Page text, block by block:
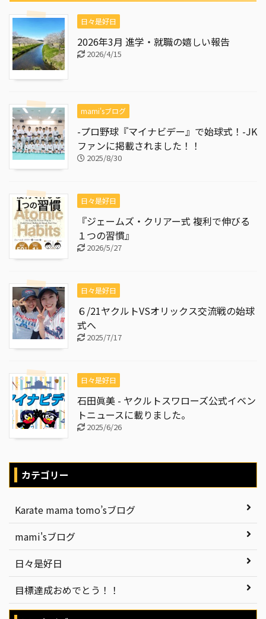
日々是好日
2026年3月 進学・就職の嬉しい報告
2026/4/15
mami'sブログ
-プロ野球『マイナビデー』で始球式！-JK
ファンに掲載されました！！
2025/8/30
日々是好日
『ジェームズ・クリアー式 複利で伸びる
１つの習慣』
2026/5/27
日々是好日
６/21ヤクルトVSオリックス交流戦の始球
式へ
2025/7/17
日々是好日
石田眞美 - ヤクルトスワローズ公式イベン
トニュースに載りました。
2025/6/26
カテゴリー
Karate mama tomo’sブログ
mami'sブログ
日々是好日
目標達成おめでとう！！